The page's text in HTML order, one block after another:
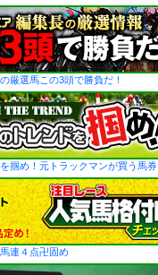
厳選馬この3頭で勝負だ！
掴め！元トラックマンが買う馬券
連４点卍固め